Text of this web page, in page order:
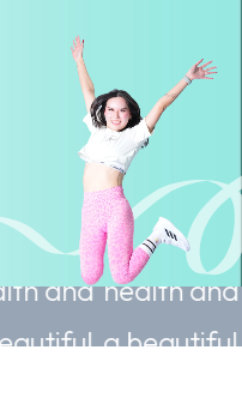
Sustainable
health and
a beautiful
health
a